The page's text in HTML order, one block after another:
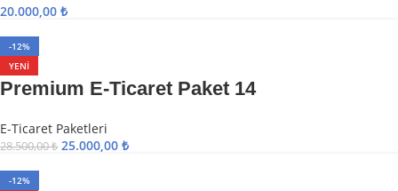
20.000,00 ₺
-12%
YENI
Premium E-Ticaret Paket 14
E-Ticaret Paketleri
28.500,00₺ 25.000,00 ₺
-12%